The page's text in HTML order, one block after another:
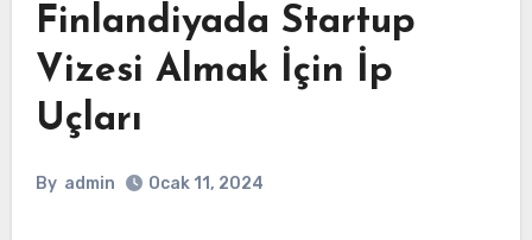
Finlandiyada Startup
Vizesi Almak İçin İp
Uçları
By admin Ocak 11, 2024